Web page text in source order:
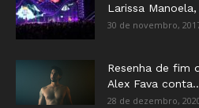
Larissa
30 de novembro,
Resenha de fim
Alex Fava
28 de dezembro,